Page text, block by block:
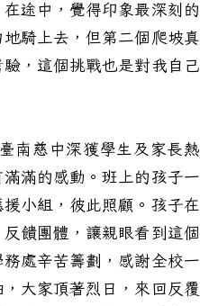
途中，覺得印象最深刻的
騎上去，但第二個爬坡真
，這個挑戰也是對我自己
南慈中深獲學生及家長熱
滿的感動。班上的孩子一
小組，彼此照顧。孩子在
饋團體，讓親眼看到這個
處辛苦籌劃，感謝全校一
大家頂著烈日，來回反覆